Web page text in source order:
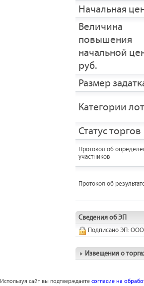
Начальная
Величина
повышения
начальной
руб.
Размер
Категории
Статус торгов
Протокол об
участников
Протокол об
Сведения об ЭП
Подписано ЭП:
Извещения о
Используя сайт вы подтверждаете согласие на